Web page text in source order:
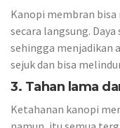
Kanopi membran
secara langsung.
sehingga menjadikan
sejuk dan bisa
3. Tahan lama
Ketahanan kanopi